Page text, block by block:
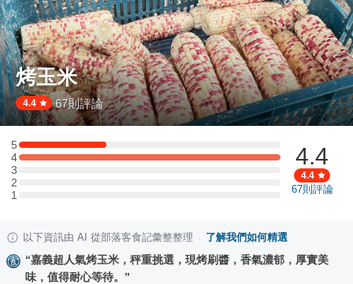
烤玉米
4.4 ·67則評論
5
5 星：3 則評論
4
4 星：9 則評論
3
3 星：0 則評論
2
2 星：0 則評論
11 星：0 則評論
4.4
4.4
67則評論
以下資訊由 AI 從部落客食記彙整整理 · 了解我們如何精選
“嘉義超人氣烤玉米，秤重挑選，現烤刷醬，香氣濃郁，厚實美
味，值得耐心等待。 ”